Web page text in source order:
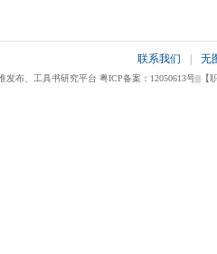
联系我们 无
布、工具书研究平台 粤ICP备案：12050613号|||【